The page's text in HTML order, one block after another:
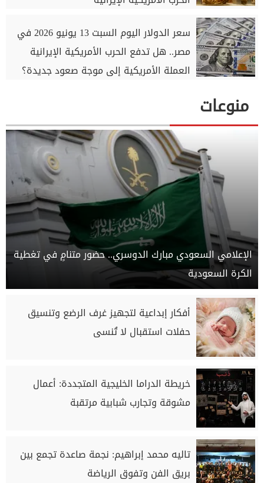
سعر الدولار اليوم السبت 13 يونيو 2026 في
مصر.. هل تدفع الحرب الأمريكية الإيرانية
العملة الأمريكية إلى موجة صعود جديدة؟
منوعات
الإعلامي السعودي مبارك الدوسري.. حضور متنامٍ في تغطية
الكرة السعودية
أفكار إبداعية لتجهيز غرف الرضع وتنسيق
حفلات استقبال لا تُنسى
خريطة الدراما الخليجية المتجددة: أعمال
مشوقة وتجارب شبابية مرتقبة
تاليه محمد إبراهيم: نجمة صاعدة تجمع بين
بريق الفن وتفوق الرياضة